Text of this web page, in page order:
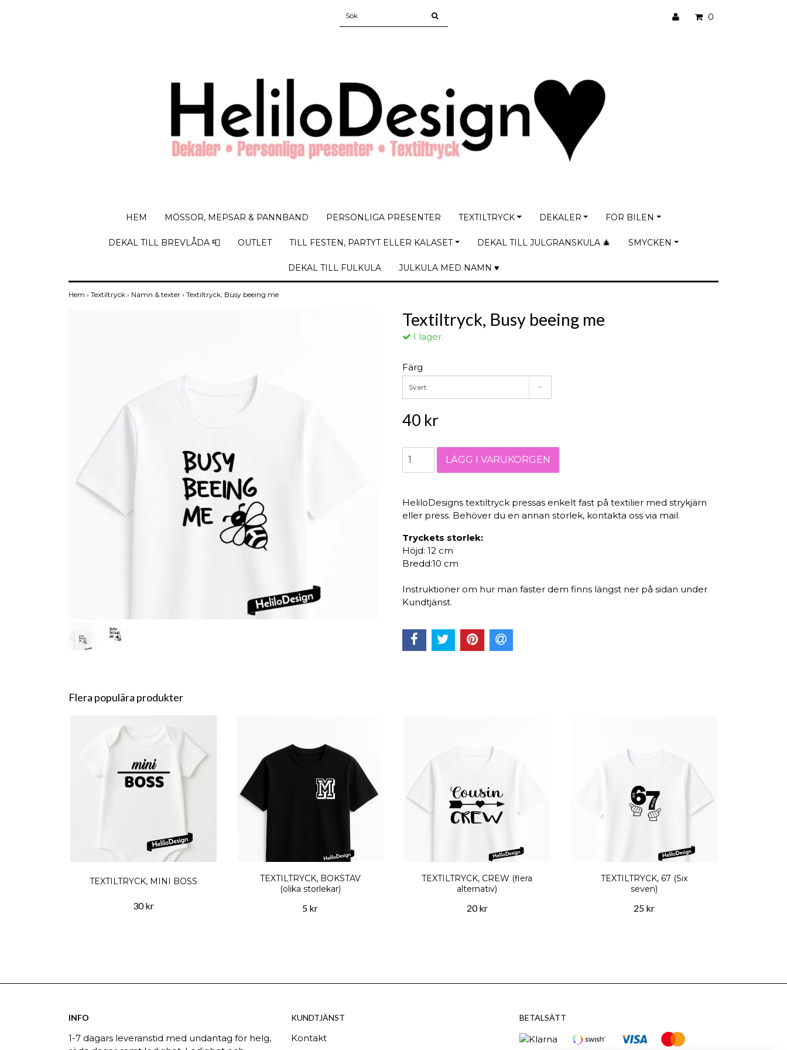
0
HEM MÖSSOR, MEPSAR & PANNBAND PERSONLIGA PRESENTER TEXTILTRYCK DEKALER FÖR BILEN
DEKAL TILL BREVLÅDA 📮 OUTLET TILL FESTEN, PARTYT ELLER KALASET DEKAL TILL JULGRANSKULA 🎄 SMYCKEN
DEKAL TILL FULKULA JULKULA MED NAMN ♥
Hem › Textiltryck › Namn & texter › Textiltryck, Busy beeing me
Textiltryck, Busy beeing me
I lager.
Färg
Svart
40 kr
HeliloDesigns textiltryck pressas enkelt fast på textilier med strykjärn
eller press. Behöver du en annan storlek, kontakta oss via mail.
Tryckets storlek:
Höjd: 12 cm
Bredd:10 cm
Instruktioner om hur man fäster dem finns längst ner på sidan under
Kundtjänst.
Flera populära produkter
TEXTILTRYCK, MINI BOSS
30 kr
TEXTILTRYCK, BOKSTAV
(olika storlekar)
5 kr
TEXTILTRYCK, CREW (flera
alternativ)
20 kr
TEXTILTRYCK, 67 (Six
seven)
25 kr
INFO
1-7 dagars leveranstid med undantag för helg,
KUNDTJÄNST
Kontakt
BETALSÄTT